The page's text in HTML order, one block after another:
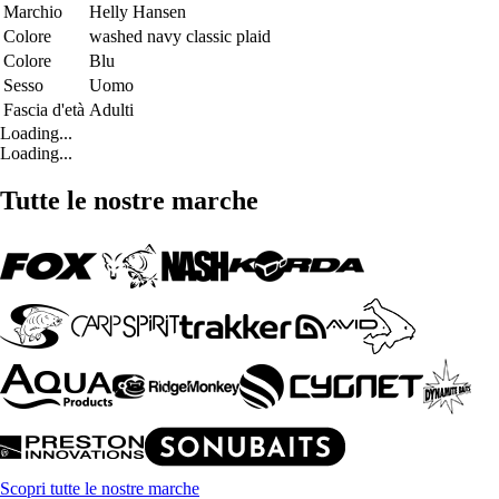
Marchio
Helly Hansen
Colore
washed navy classic plaid
Colore
Blu
Sesso
Uomo
Fascia d'età Adulti
Loading...
Loading...
Tutte le nostre marche
Scopri tutte le nostre marche